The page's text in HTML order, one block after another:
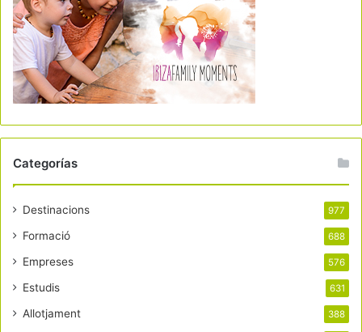
Categorías
Destinacions 977
Formació 688
Empreses 576
Estudis 631
Allotjament 388